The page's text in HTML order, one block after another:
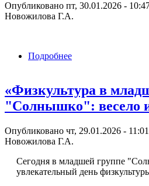
Опубликовано пт, 30.01.2026 -
Новожилова Г.А.
Подробнее
«Физкультура в
"Солнышко": весело
Опубликовано чт, 29.01.2026 -
Новожилова Г.А.
Сегодня в младшей группе
увлекательный день